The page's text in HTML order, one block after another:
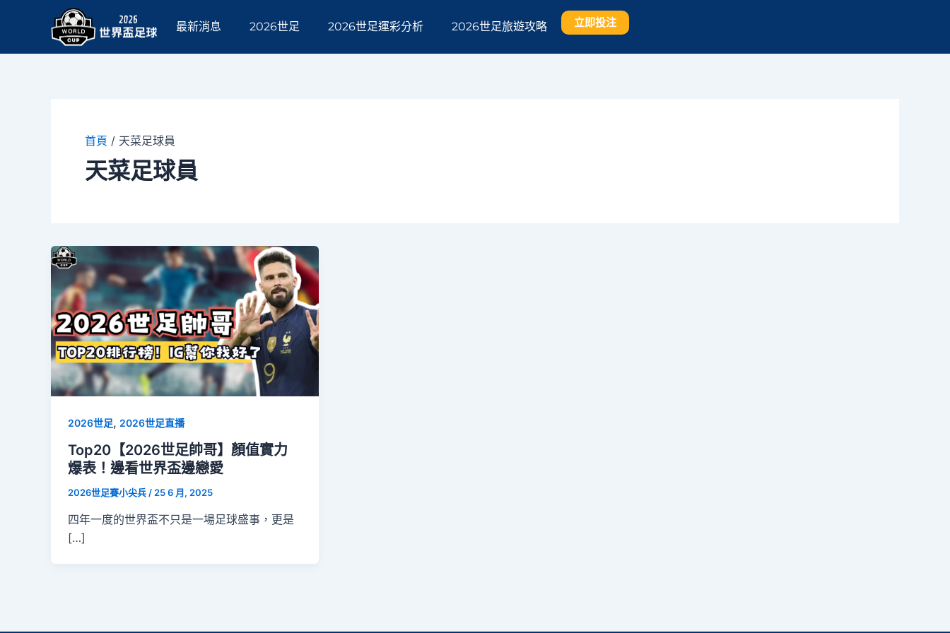
最新消息 2026世足 2026世足運彩分析 2026世足旅遊攻略 立即投注
首頁 / 天菜足球員
天菜足球員
2026世足, 2026世足直播
Top20【2026世足帥哥】顏值實力
爆表！邊看世界盃邊戀愛
2026世足賽小尖兵 / 25 6 月, 2025
四年一度的世界盃不只是一場足球盛事，更是
[…]